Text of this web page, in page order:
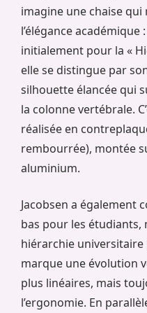
imagine une chaise qui
l’élégance
initialement pour la «
elle se distingue par
silhouette élancée qui
la colonne vertébrale.
réalisée en
rembourrée), montée
aluminium.
Jacobsen a également
bas pour les
hiérarchie universitaire
marque une évolution
plus linéaires, mais
l’ergonomie. En